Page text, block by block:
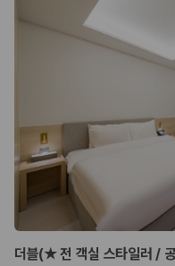
혼자 또는 2인 여행에 적
가 가장 먼저 비교하는 차
커플·친구 여행에서 많
가족 여행, 짐이 많은 여
량 연식을 함께 비교하는
승합차·대형차
단체 여행이나 4인 이상
험 조건을 함께 확인해야
제주렌트카 보험까
니다
더블(★ 전 객실 스타일러 /